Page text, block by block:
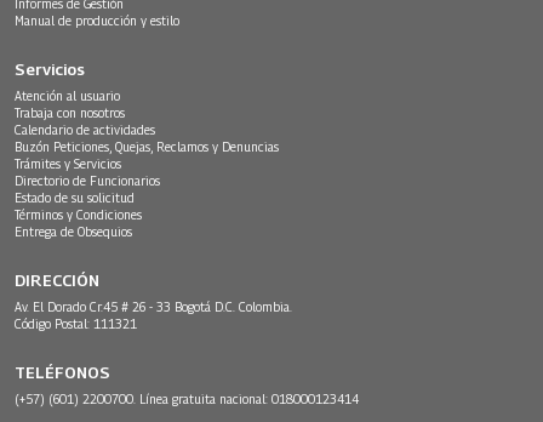
Informes de Gestión
Manual de producción y estilo
Servicios
Atención al usuario
Trabaja con nosotros
Calendario de actividades
Buzón Peticiones, Quejas, Reclamos y Denuncias
Trámites y Servicios
Directorio de Funcionarios
Estado de su solicitud
Términos y Condiciones
Entrega de Obsequios
DIRECCIÓN
Av. El Dorado Cr.45 # 26 - 33 Bogotá D.C. Colombia.
Código Postal: 111321
TELÉFONOS
(+57) (601) 2200700. Línea gratuita nacional: 018000123414